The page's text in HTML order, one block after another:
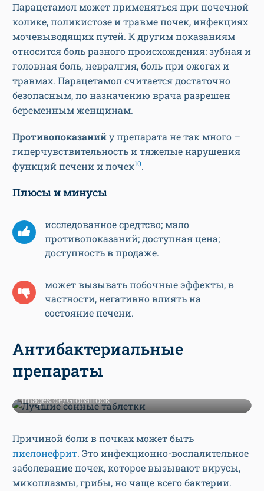
Парацетамол может применяться при почечной
колике, поликистозе и травме почек, инфекциях
мочевыводящих путей. К другим показаниям
относится боль разного происхождения: зубная и
головная боль, невралгия, боль при ожогах и
травмах. Парацетамол считается достаточно
безопасным, по назначению врача разрешен
беременным женщинам.
Противопоказанийу препарата не так много –
гиперчувствительность и тяжелые нарушения
функций печени и почек10.
Плюсы и минусы
исследованное средтсво; мало
противопоказаний; доступная цена;
доступность в продаже.
может вызывать побочные эффекты, в
частности, негативно влиять на
состояние печени.
Антибактериальные
препараты
images.de/Globallook
Причиной боли в почках может быть
пиелонефрит. Это инфекционно-воспалительное
заболевание почек, которое вызывают вирусы,
микоплазмы, грибы, но чаще всего бактерии.